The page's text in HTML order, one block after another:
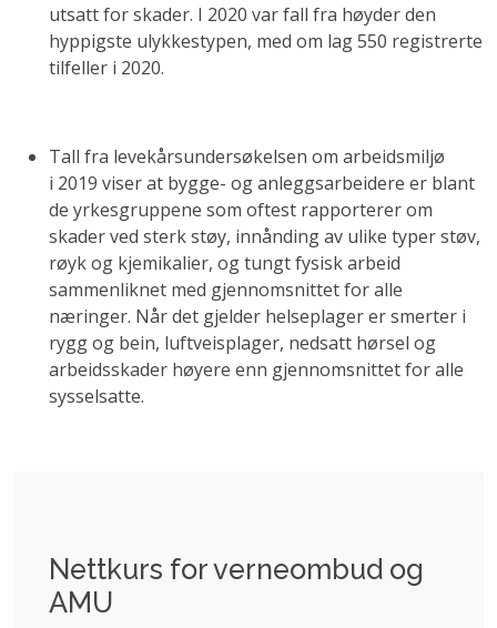
utsatt for skader. I 2020 var fall fra høyder den
hyppigste ulykkestypen, med om lag 550 registrerte
tilfeller i 2020.
Tall fra levekårsundersøkelsen om arbeidsmiljø
i 2019 viser at bygge- og anleggsarbeidere er blant
de yrkesgruppene som oftest rapporterer om
skader ved sterk støy, innånding av ulike typer støv,
røyk og kjemikalier, og tungt fysisk arbeid
sammenliknet med gjennomsnittet for alle
næringer. Når det gjelder helseplager er smerter i
rygg og bein, luftveisplager, nedsatt hørsel og
arbeidsskader høyere enn gjennomsnittet for alle
sysselsatte.
Nettkurs for verneombud og
AMU